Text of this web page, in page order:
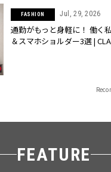
FASHION Jul, 29, 2026
通勤がもっと身軽に！ 働く
＆スマホショルダー3選 |
FEATURE